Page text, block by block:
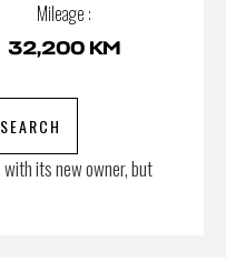
Mileage :
32,200 KM
its new owner, but